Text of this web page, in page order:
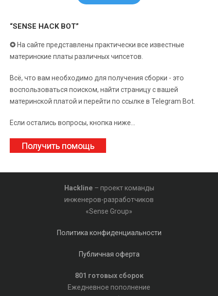
“SENSE HACK BOT”
✪ На сайте представлены практически все известные
материнские платы различных чипсетов.
Всё, что вам необходимо для получения сборки - это
воспользоваться поиском, найти страницу с вашей
материнской платой и перейти по ссылке в Telegram Bot.
Если остались вопросы, кнопка ниже...
Получить помощь
Hackline – проект команды
инженеров-разработчиков
«Sense Group»
Политика конфиденциальности
Публичная оферта
801 готовых сборок
Ежедневное пополнение